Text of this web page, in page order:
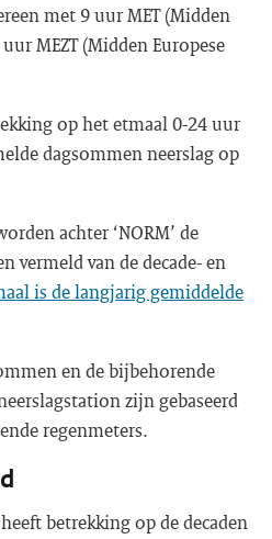
met 9 uur MET (Midden
MEZT (Midden Europese
op het etmaal 0-24 uur
dagsommen neerslag op
achter ‘NORM’ de
ver­meld van de decade- en
is de langjarig gemiddelde
en de bijbehorende
zijn gebaseerd
regenmeters.
betrekking op de decaden